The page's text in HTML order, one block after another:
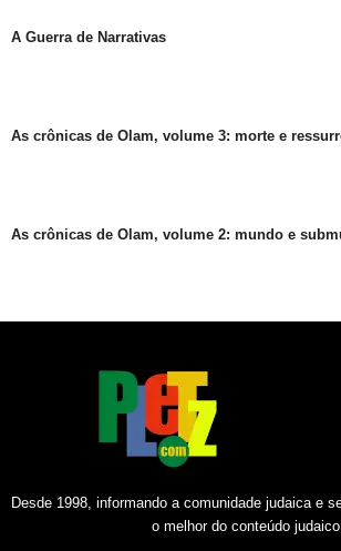
A Guerra de Narrativas
As crônicas de Olam, volume 3: morte e
As crônicas de Olam, volume 2: mundo e
Desde 1998, informando a comunidade judaica e
o melhor do conteúdo